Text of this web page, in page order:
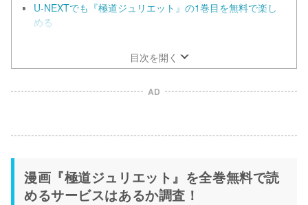
U-NEXTでも『極道ジュリエット』の1巻目を無料で楽し
める
目次を開く
AD
漫画『極道ジュリエット』を全巻無料で読
めるサービスはあるか調査！